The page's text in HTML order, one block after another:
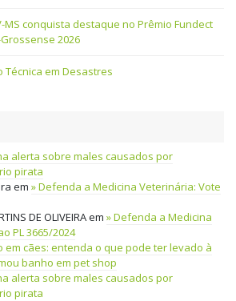
MS conquista destaque no Prêmio Fundect
2026
Técnica em Desastres
alerta sobre males causados por
pirata
em
Defenda a Medicina Veterinária: Vote
DE OLIVEIRAem
Defenda a Medicina
PL 3665/2024
em cães: entenda o que pode ter levado à
banho em pet shop
alerta sobre males causados por
pirata